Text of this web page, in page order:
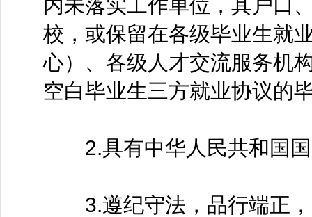
内未落实工作单位，其户口
校，或保留在各级毕业生就
心）、各级人才交流服务机
空白毕业生三方就业协议的
2.具有中华人民共和国国
3.遵纪守法，品行端正，